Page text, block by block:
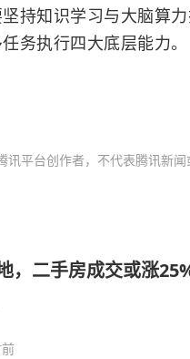
持知识学习与大脑算
务执行四大底层能力。
讯平台创作者，不代表腾讯新闻
，二手房成交或涨